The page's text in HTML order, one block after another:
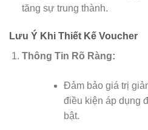
tăng sự trung thành.
Lưu Ý Khi Thiết Kế Voucher
Thông Tin Rõ Ràng:
Đảm bảo giá trị
điều kiện áp dụng
bật.